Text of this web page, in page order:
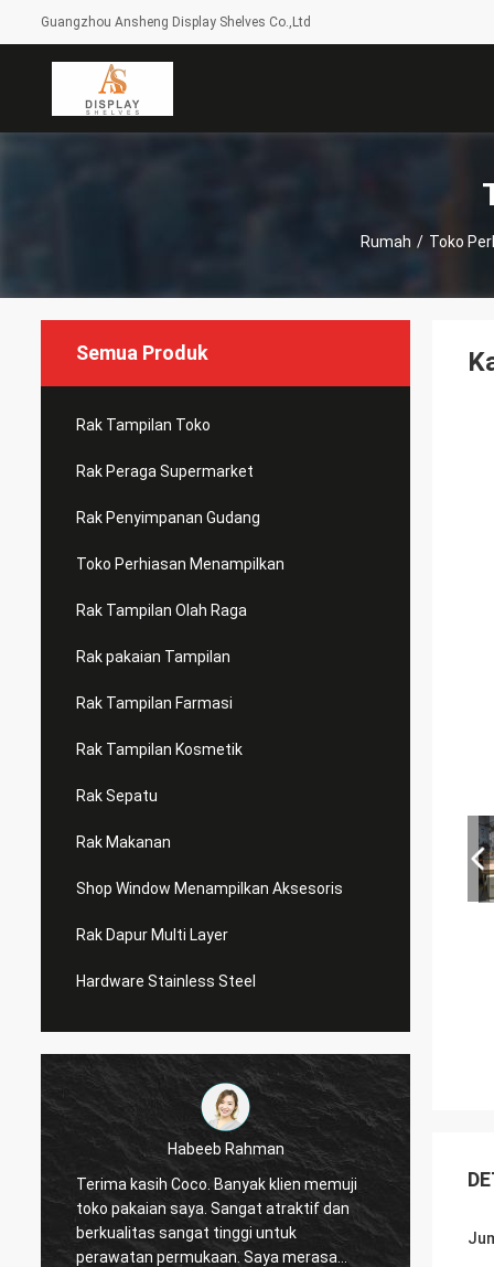
Guangzhou Ansheng Display Shelves Co.,Ltd
Rumah / Toko
Semua Produk
Rak Tampilan Toko
Rak Peraga Supermarket
Rak Penyimpanan Gudang
Toko Perhiasan Menampilkan
Rak Tampilan Olah Raga
Rak pakaian Tampilan
Rak Tampilan Farmasi
Rak Tampilan Kosmetik
Rak Sepatu
Rak Makanan
Shop Window Menampilkan Aksesoris
Rak Dapur Multi Layer
Hardware Stainless Steel
Marco galletti
Anda selalu melakukan pekerjaan dengan
baik untuk saya! Rak etalase toko natal
telah tiba. Setelah menginstal, kami akan
mengirimkan gambar. Terimakasih